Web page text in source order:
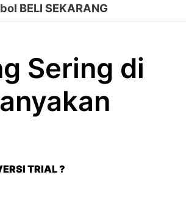
BELI SEKARANG
Sering di
TRIAL ?